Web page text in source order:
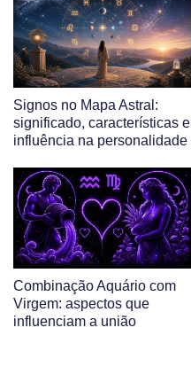
Signos no Mapa Astral:
significado, características e
influência na personalidade
Combinação Aquário com
Virgem: aspectos que
influenciam a união